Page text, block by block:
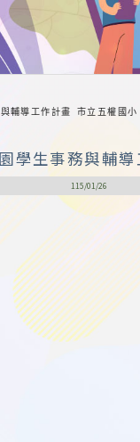
輔導工作計畫 市立五權國小
學生事務與輔
115/01/26